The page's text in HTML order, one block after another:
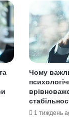
Чому
1 тиждень